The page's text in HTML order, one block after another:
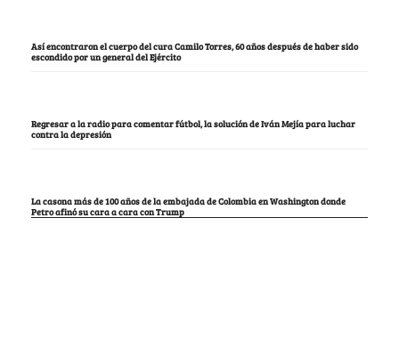
Así encontraron el cuerpo del cura Camilo Torres, 60 años después de haber sido
escondido por un general del Ejército
Regresar a la radio para comentar fútbol, la solución de Iván Mejía para luchar
contra la depresión
La casona más de 100 años de la embajada de Colombia en Washington donde
Petro afinó su cara a cara con Trump